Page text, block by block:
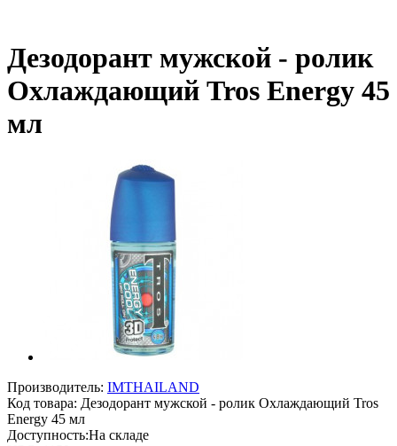
Дезодорант мужской - ролик
Охлаждающий Tros Energy 45
мл
Производитель: IMTHAILAND
Код товара: Дезодорант мужской - ролик Охлаждающий Tros
Energy 45 мл
Доступность:На складе